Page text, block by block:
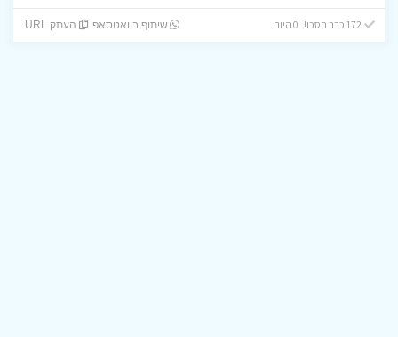
172 כבר חסכו! 0 היום שיתוף בוואטסאפ העתק URL